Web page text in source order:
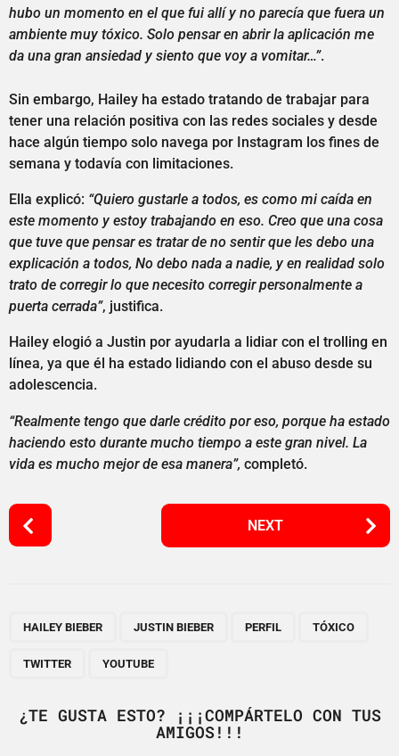
hubo un momento en el que fui allí y no parecía que fuera un
ambiente muy tóxico. Solo pensar en abrir la aplicación me
da una gran ansiedad y siento que voy a vomitar…”.
Sin embargo, Hailey ha estado tratando de trabajar para
tener una relación positiva con las redes sociales y desde
hace algún tiempo solo navega por Instagram los fines de
semana y todavía con limitaciones.
Ella explicó: “Quiero gustarle a todos, es como mi caída en
este momento y estoy trabajando en eso. Creo que una cosa
que tuve que pensar es tratar de no sentir que les debo una
explicación a todos, No debo nada a nadie, y en realidad solo
trato de corregir lo que necesito corregir personalmente a
puerta cerrada”, justifica.
Hailey elogió a Justin por ayudarla a lidiar con el trolling en
línea, ya que él ha estado lidiando con el abuso desde su
adolescencia.
“Realmente tengo que darle crédito por eso, porque ha estado
haciendo esto durante mucho tiempo a este gran nivel. La
vida es mucho mejor de esa manera”, completó.
P
o
NEXT
HAILEY BIEBER JUSTIN BIEBER PERFIL TÓXICO
TWITTER YOUTUBE
¿TE GUSTA ESTO? ¡¡¡COMPÁRTELO CON TUS
AMIGOS!!!